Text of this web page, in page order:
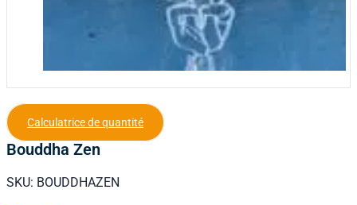
Calculatrice de quantité
Bouddha Zen
SKU: BOUDDHAZEN